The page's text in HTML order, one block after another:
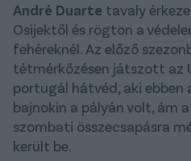
André Duarte tavaly
Osijektől és rögtön a
fehéreknél. Az előző
tétmérkőzésen játszott az
portugál hátvéd, aki ebben
bajnokin a pályán volt, ám
szombati összecsapásra
került be.